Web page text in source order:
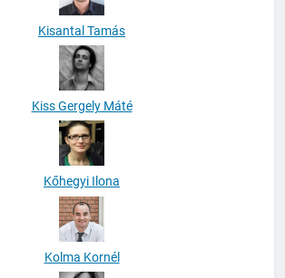
Kisantal Tamás
Kiss Gergely Máté
Kőhegyi Ilona
Kolma Kornél